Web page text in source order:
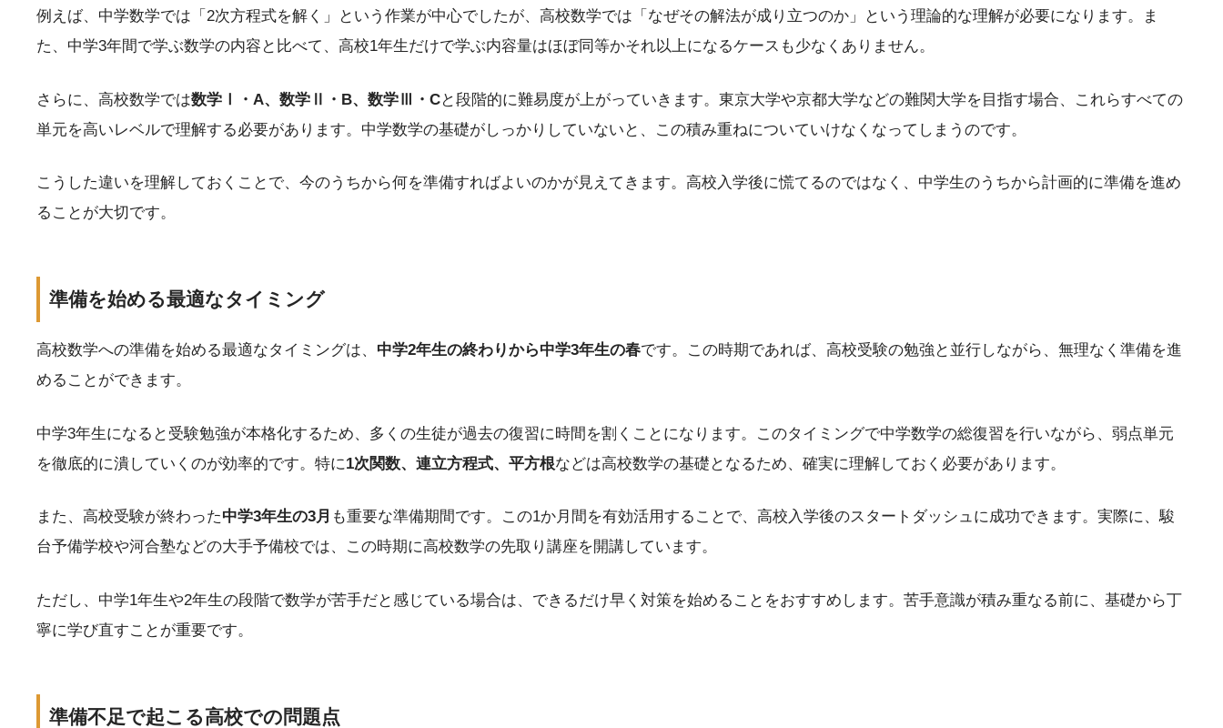
例えば、中学数学では「2次方程式を解く」という作業が中心でしたが、高校数学では「なぜその解法が成り立つのか」という理論的な理解が必要になります。ま
た、中学3年間で学ぶ数学の内容と比べて、高校1年生だけで学ぶ内容量はほぼ同等かそれ以上になるケースも少なくありません。
さらに、高校数学では数学Ⅰ・A、数学Ⅱ・B、数学Ⅲ・Cと段階的に難易度が上がっていきます。東京大学や京都大学などの難関大学を目指す場合、これらすべての
単元を高いレベルで理解する必要があります。中学数学の基礎がしっかりしていないと、この積み重ねについていけなくなってしまうのです。
こうした違いを理解しておくことで、今のうちから何を準備すればよいのかが見えてきます。高校入学後に慌てるのではなく、中学生のうちから計画的に準備を進め
ることが大切です。
準備を始める最適なタイミング
高校数学への準備を始める最適なタイミングは、 中学2年生の終わりから中学3年生の春です。この時期であれば、高校受験の勉強と並行しながら、無理なく準備を進
めることができます。
中学3年生になると受験勉強が本格化するため、多くの生徒が過去の復習に時間を割くことになります。このタイミングで中学数学の総復習を行いながら、弱点単元
を徹底的に潰していくのが効率的です。特に1次関数、連立方程式、平方根などは高校数学の基礎となるため、確実に理解しておく必要があります。
また、高校受験が終わった中学3年生の3月 も重要な準備期間です。この1か月間を有効活用することで、高校入学後のスタートダッシュに成功できます。実際に、駿
台予備学校や河合塾などの大手予備校では、この時期に高校数学の先取り講座を開講しています。
ただし、中学1年生や2年生の段階で数学が苦手だと感じている場合は、できるだけ早く対策を始めることをおすすめします。苦手意識が積み重なる前に、基礎から丁
寧に学び直すことが重要です。
準備不足で起こる高校での問題点